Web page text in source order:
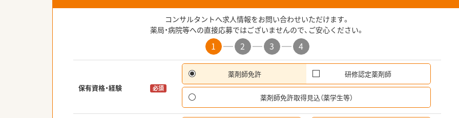
コンサルタントへ求人情報をお問い合わせいただけます。
薬局・病院等への直接応募ではございませんので、ご安心ください。
1 2 3 4
保有資格・経験 必須
薬剤師免許 研修認定薬剤師
薬剤師免許取得見込（薬学生等）